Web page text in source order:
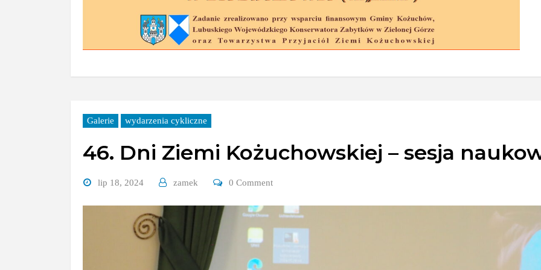
Galerie wydarzenia cykliczne
46. Dni Ziemi Kożuchowskiej – sesja
lip 18, 2024 zamek 0 Comment